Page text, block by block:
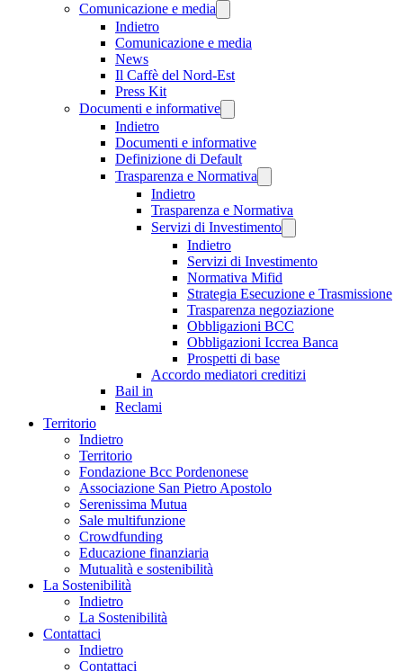
Comunicazione e media
Indietro
Comunicazione e media
News
Il Caffè del Nord-Est
Press Kit
Documenti e informative
Indietro
Documenti e informative
Definizione di Default
Trasparenza e Normativa
Indietro
Trasparenza e Normativa
Servizi di Investimento
Indietro
Servizi di Investimento
Normativa Mifid
Strategia Esecuzione e Trasmissione
Trasparenza negoziazione
Obbligazioni BCC
Obbligazioni Iccrea Banca
Prospetti di base
Accordo mediatori creditizi
Bail in
Reclami
Territorio
Indietro
Territorio
Fondazione Bcc Pordenonese
Associazione San Pietro Apostolo
Serenissima Mutua
Sale multifunzione
Crowdfunding
Educazione finanziaria
Mutualità e sostenibilità
La Sostenibilità
Indietro
La Sostenibilità
Contattaci
Indietro
Contattaci